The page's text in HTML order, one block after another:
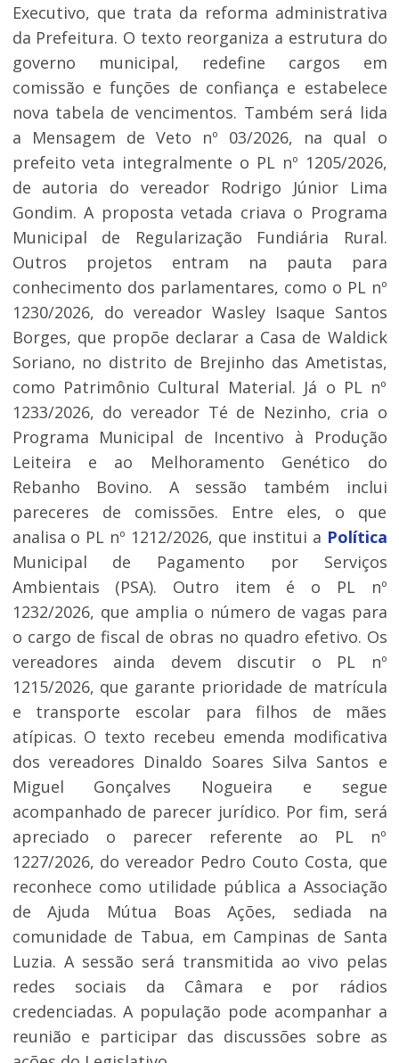
Executivo, que trata da reforma administrativa
da Prefeitura. O texto reorganiza a estrutura do
governo municipal, redefine cargos em
comissão e funções de confiança e estabelece
nova tabela de vencimentos. Também será lida
a Mensagem de Veto nº 03/2026, na qual o
prefeito veta integralmente o PL nº 1205/2026,
de autoria do vereador Rodrigo Júnior Lima
Gondim. A proposta vetada criava o Programa
Municipal de Regularização Fundiária Rural.
Outros projetos entram na pauta para
conhecimento dos parlamentares, como o PL nº
1230/2026, do vereador Wasley Isaque Santos
Borges, que propõe declarar a Casa de Waldick
Soriano, no distrito de Brejinho das Ametistas,
como Patrimônio Cultural Material. Já o PL nº
1233/2026, do vereador Té de Nezinho, cria o
Programa Municipal de Incentivo à Produção
Leiteira e ao Melhoramento Genético do
Rebanho Bovino. A sessão também inclui
pareceres de comissões. Entre eles, o que
analisa o PL nº 1212/2026, que institui a Política
Municipal de Pagamento por Serviços
Ambientais (PSA). Outro item é o PL nº
1232/2026, que amplia o número de vagas para
o cargo de fiscal de obras no quadro efetivo. Os
vereadores ainda devem discutir o PL nº
1215/2026, que garante prioridade de matrícula
e transporte escolar para filhos de mães
atípicas. O texto recebeu emenda modificativa
dos vereadores Dinaldo Soares Silva Santos e
Miguel Gonçalves Nogueira e segue
acompanhado de parecer jurídico. Por fim, será
apreciado o parecer referente ao PL nº
1227/2026, do vereador Pedro Couto Costa, que
reconhece como utilidade pública a Associação
de Ajuda Mútua Boas Ações, sediada na
comunidade de Tabua, em Campinas de Santa
Luzia. A sessão será transmitida ao vivo pelas
redes sociais da Câmara e por rádios
credenciadas. A população pode acompanhar a
reunião e participar das discussões sobre as